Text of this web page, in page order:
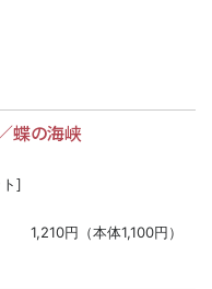
蝶の海峡
]
1,210円（本体1,100円）